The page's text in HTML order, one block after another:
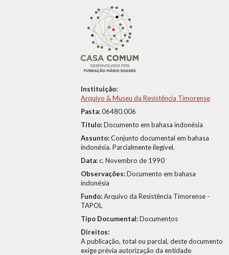
Instituição:
Arquivo & Museu da Resistência Timorense
Pasta:06480.006
Título:Documento em bahasa indonésia
Assunto:Conjunto documental em bahasa
indonésia. Parcialmente ilegível.
Data:c. Novembro de 1990
Observações:Documento em bahasa
indonésia
Fundo:Arquivo da Resistência Timorense -
TAPOL
Tipo Documental:Documentos
Direitos:
A publicação, total ou parcial, deste documento
exige prévia autorização da entidade